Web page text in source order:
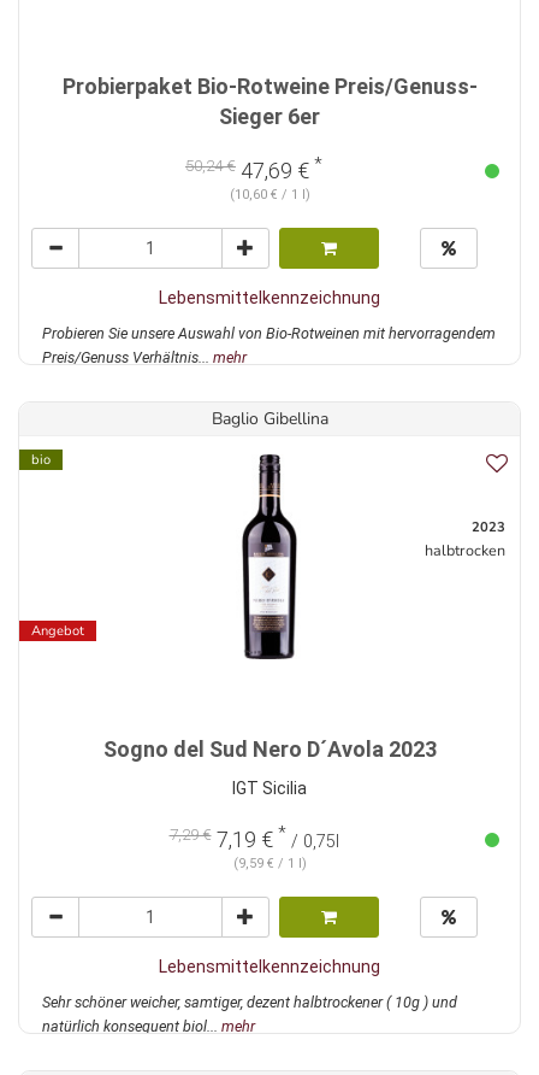
Probierpaket Bio-Rotweine Preis/Genuss-
Sieger 6er
50,24 € 47,69 € *
(10,60 € / 1 l)
Lebensmittelkennzeichnung
Probieren Sie unsere Auswahl von Bio-Rotweinen mit hervorragendem
Preis/Genuss Verhältnis... mehr
Baglio Gibellina
bio
Angebot
2023
halbtrocken
Sogno del Sud Nero D´Avola 2023
IGT Sicilia
7,29 €7,19 € * / 0,75l
(9,59 € / 1 l)
Lebensmittelkennzeichnung
Sehr schöner weicher, samtiger, dezent halbtrockener ( 10g ) und
natürlich konsequent biol... mehr